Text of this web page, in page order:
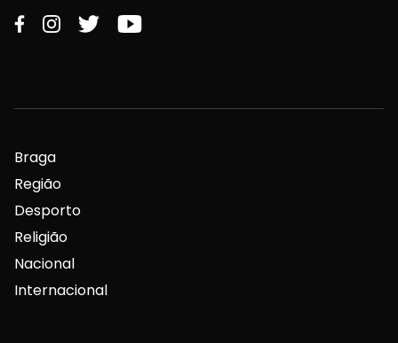
Braga
Região
Desporto
Religião
Nacional
Internacional